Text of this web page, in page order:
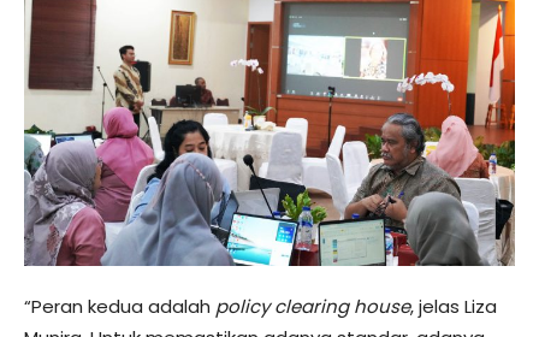
“Peran kedua adalah policy clearing house, jelas Liza